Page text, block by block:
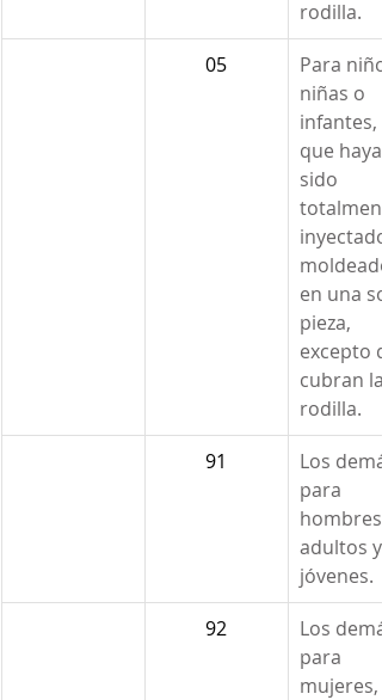
rodilla.
05
Para
niñas o
infantes,
que
sido
moldeado
en una
pieza,
excepto
cubran la
rodilla.
91
Los
para
hombres,
adultos y
jóvenes.
92
Los
para
mujeres,